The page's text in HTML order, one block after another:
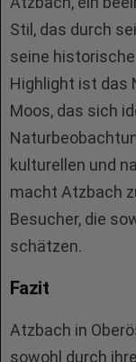
Stil, das durch
seine
Highlight ist das
Moos, das sich
kulturellen und
macht Atzbach
Besucher, die
schätzen.
Fazit
Atzbach in
sowohl durch